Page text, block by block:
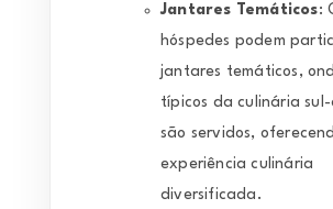
Jantares Temáticos:
hóspedes podem
jantares temáticos,
típicos da culinária
são servidos,
experiência culinária
diversificada.